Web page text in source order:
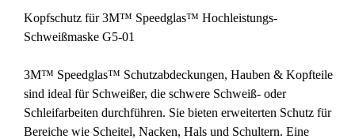
Kopfschutz für 3M™ Speedglas™ Hochleistungs-
Schweißmaske G5-01
3M™ Speedglas™ Schutzabdeckungen, Hauben & Kopfteile
sind ideal für Schweißer, die schwere Schweiß- oder
Schleifarbeiten durchführen. Sie bieten erweiterten Schutz für
Bereiche wie Scheitel, Nacken, Hals und Schultern. Eine